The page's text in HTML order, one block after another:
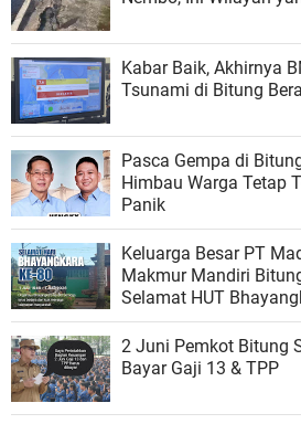
Kabar Baik, Akhirnya
Tsunami di Bitung
Pasca Gempa di
Himbau Warga Tetap Tenang
Panik
Keluarga Besar PT
Makmur Mandiri
Selamat HUT
2 Juni Pemkot Bitung
Bayar Gaji 13 & TPP